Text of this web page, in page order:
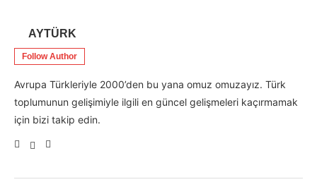
AYTÜRK
Follow Author
Avrupa Türkleriyle 2000’den bu yana omuz omuzayız. Türk
toplumunun gelişimiyle ilgili en güncel gelişmeleri kaçırmamak
için bizi takip edin.